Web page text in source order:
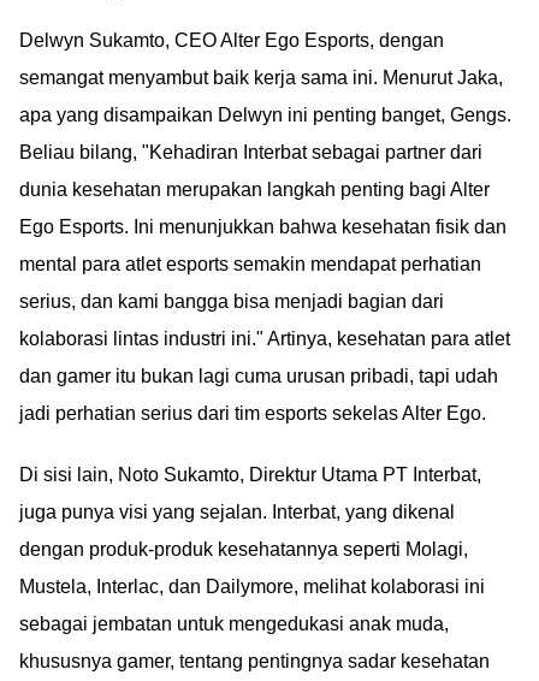
Delwyn Sukamto, CEO Alter Ego Esports, dengan
semangat menyambut baik kerja sama ini. Menurut Jaka,
apa yang disampaikan Delwyn ini penting banget, Gengs.
Beliau bilang, "Kehadiran Interbat sebagai partner dari
dunia kesehatan merupakan langkah penting bagi Alter
Ego Esports. Ini menunjukkan bahwa kesehatan fisik dan
mental para atlet esports semakin mendapat perhatian
serius, dan kami bangga bisa menjadi bagian dari
kolaborasi lintas industri ini." Artinya, kesehatan para atlet
dan gamer itu bukan lagi cuma urusan pribadi, tapi udah
jadi perhatian serius dari tim esports sekelas Alter Ego.
Di sisi lain, Noto Sukamto, Direktur Utama PT Interbat,
juga punya visi yang sejalan. Interbat, yang dikenal
dengan produk-produk kesehatannya seperti Molagi,
Mustela, Interlac, dan Dailymore, melihat kolaborasi ini
sebagai jembatan untuk mengedukasi anak muda,
khususnya gamer, tentang pentingnya sadar kesehatan